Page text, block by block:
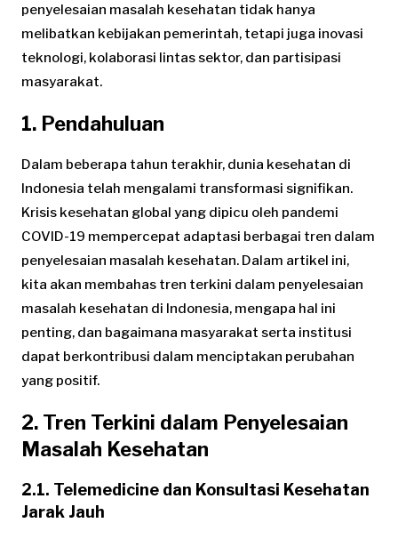
penyelesaian masalah kesehatan tidak hanya
melibatkan kebijakan pemerintah, tetapi juga inovasi
teknologi, kolaborasi lintas sektor, dan partisipasi
masyarakat.
1. Pendahuluan
Dalam beberapa tahun terakhir, dunia kesehatan di
Indonesia telah mengalami transformasi signifikan.
Krisis kesehatan global yang dipicu oleh pandemi
COVID-19 mempercepat adaptasi berbagai tren dalam
penyelesaian masalah kesehatan. Dalam artikel ini,
kita akan membahas tren terkini dalam penyelesaian
masalah kesehatan di Indonesia, mengapa hal ini
penting, dan bagaimana masyarakat serta institusi
dapat berkontribusi dalam menciptakan perubahan
yang positif.
2. Tren Terkini dalam Penyelesaian
Masalah Kesehatan
2.1. Telemedicine dan Konsultasi Kesehatan
Jarak Jauh